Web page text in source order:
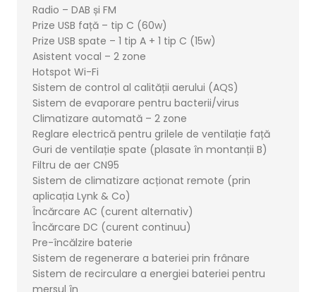
Radio – DAB și FM
Prize USB față – tip C (60w)
Prize USB spate – 1 tip A + 1 tip C (15w)
Asistent vocal – 2 zone
Hotspot Wi-Fi
Sistem de control al calității aerului (AQS)
Sistem de evaporare pentru bacterii/virus
Climatizare automată – 2 zone
Reglare electrică pentru grilele de ventilație față
Guri de ventilație spate (plasate în montanții B)
Filtru de aer CN95
Sistem de climatizare acționat remote (prin
aplicația Lynk & Co)
Încărcare AC (curent alternativ)
Încărcare DC (curent continuu)
Pre-încălzire baterie
Sistem de regenerare a bateriei prin frânare
Sistem de recirculare a energiei bateriei pentru
mersul în